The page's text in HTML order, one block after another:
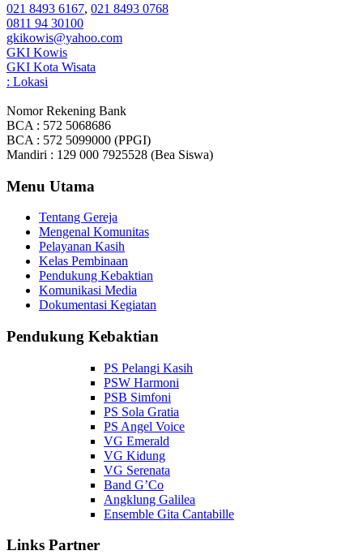
021 8493 6167, 021 8493 0768
0811 94 30100
gkikowis@yahoo.com
GKI Kowis
GKI Kota Wisata
: Lokasi
Nomor Rekening Bank
BCA : 572 5068686
BCA : 572 5099000 (PPGI)
Mandiri : 129 000 7925528 (Bea Siswa)
Menu Utama
Tentang Gereja
Mengenal Komunitas
Pelayanan Kasih
Kelas Pembinaan
Pendukung Kebaktian
Komunikasi Media
Dokumentasi Kegiatan
Pendukung Kebaktian
PS Pelangi Kasih
PSW Harmoni
PSB Simfoni
PS Sola Gratia
PS Angel Voice
VG Emerald
VG Kidung
VG Serenata
Band G’Co
Angklung Galilea
Ensemble Gita Cantabille
Links Partner